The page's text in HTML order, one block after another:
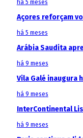
há 5 meses
Açores reforçam
há 5 meses
Arábia Saudita
há 9 meses
Vila Galé inaugura
há 9 meses
InterContinental
há 9 meses